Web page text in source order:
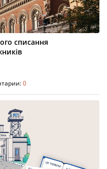
списання
0